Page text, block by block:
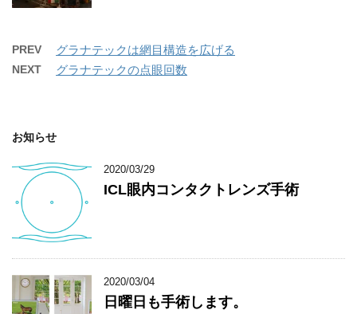
PREV グラナテックは網目構造を広げる
NEXT グラナテックの点眼回数
お知らせ
2020/03/29
ICL眼内コンタクトレンズ手術
2020/03/04
日曜日も手術します。